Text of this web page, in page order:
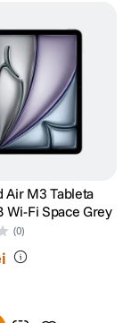
introducand Dynamic
pentru imagini,
Air M3 Tableta
Wi-Fi Space Grey
(0)